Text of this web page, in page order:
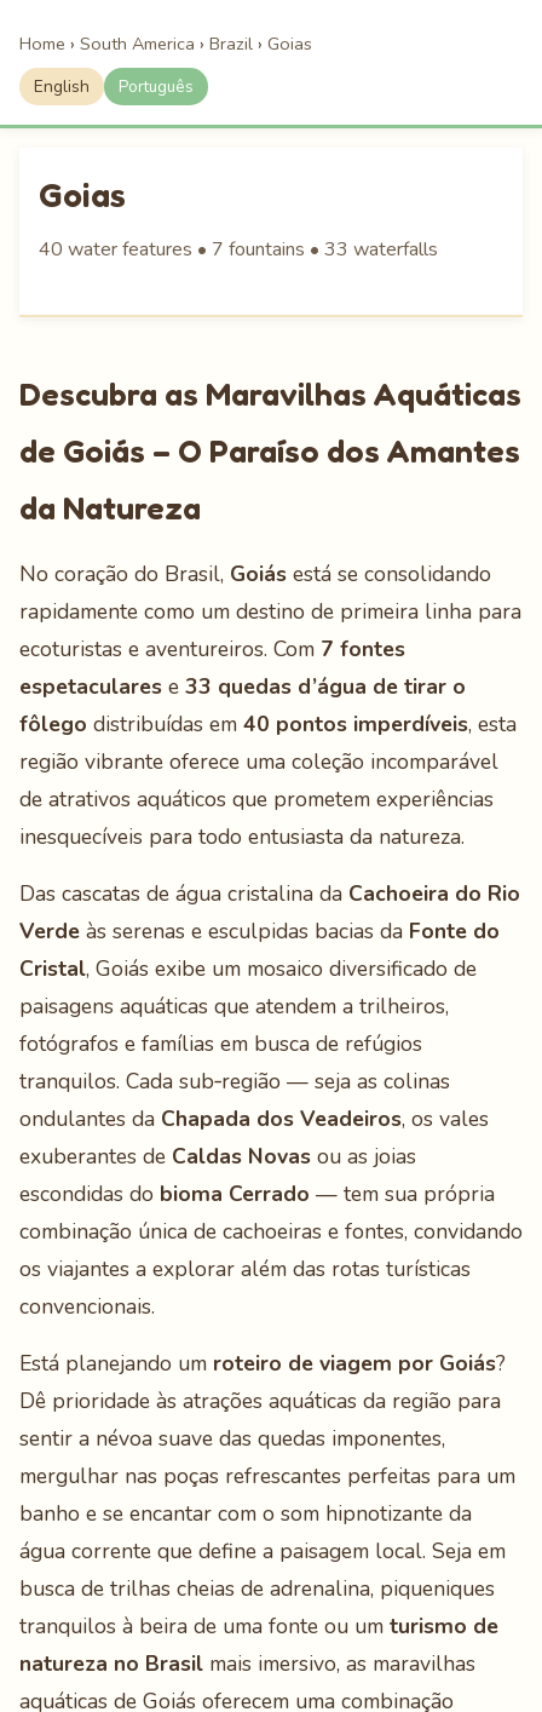
Home › South America › Brazil › Goias
English Português
Goias
40 water features • 7 fountains • 33 waterfalls
Descubra as Maravilhas Aquáticas
de Goiás – O Paraíso dos Amantes
da Natureza
No coração do Brasil, Goiás está se consolidando
rapidamente como um destino de primeira linha para
ecoturistas e aventureiros. Com 7 fontes
espetaculares e 33 quedas d’água de tirar o
fôlego distribuídas em 40 pontos imperdíveis, esta
região vibrante oferece uma coleção incomparável
de atrativos aquáticos que prometem experiências
inesquecíveis para todo entusiasta da natureza.
Das cascatas de água cristalina da Cachoeira do Rio
Verde às serenas e esculpidas bacias da Fonte do
Cristal, Goiás exibe um mosaico diversificado de
paisagens aquáticas que atendem a trilheiros,
fotógrafos e famílias em busca de refúgios
tranquilos. Cada sub‑região — seja as colinas
ondulantes da Chapada dos Veadeiros, os vales
exuberantes de Caldas Novas ou as joias
escondidas do bioma Cerrado — tem sua própria
combinação única de cachoeiras e fontes, convidando
os viajantes a explorar além das rotas turísticas
convencionais.
Está planejando um roteiro de viagem por Goiás?
Dê prioridade às atrações aquáticas da região para
sentir a névoa suave das quedas imponentes,
mergulhar nas poças refrescantes perfeitas para um
banho e se encantar com o som hipnotizante da
água corrente que define a paisagem local. Seja em
busca de trilhas cheias de adrenalina, piqueniques
tranquilos à beira de uma fonte ou um turismo de
natureza no Brasil mais imersivo, as maravilhas
aquáticas de Goiás oferecem uma combinação